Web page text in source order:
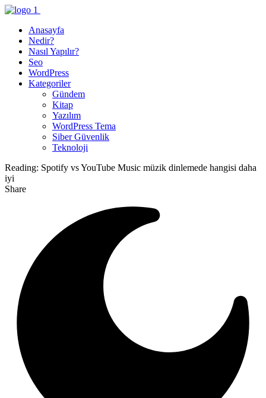
Anasayfa
Nedir?
Nasıl Yapılır?
Seo
WordPress
Kategoriler
Gündem
Kitap
Yazılım
WordPress Tema
Siber Güvenlik
Teknoloji
Reading: Spotify vs YouTube Music müzik dinlemede hangisi daha
iyi
Share